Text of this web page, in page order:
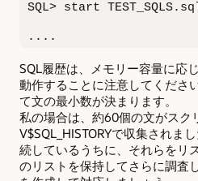
SQL> start
....
SQL履歴は、メモリー容量に応
動作することに注意してくださ
て文の最小数が決まります。
私の場合は、約60個の文がスク
V$SQL_HISTORYで収集されま
続しているうちに、それらをリ
のリストを保持してさらに調査